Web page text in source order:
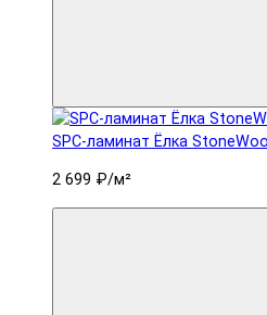
SPC-ламинат Ëлка
2 699 ₽/м²